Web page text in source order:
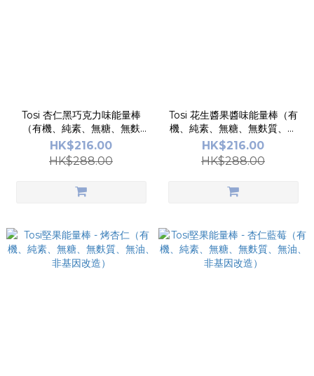
Tosi 杏仁黑巧克力味能量棒
（有機、純素、無糖、無麩
質、無油、非基因改造）1 安士
x 12 條裝
HK$216.00
HK$288.00
Tosi 花生醬果醬味能量棒（有
機、純素、無糖、無麩質、無
油、非基因改造）1 安士 x 12
條裝
HK$216.00
HK$288.00